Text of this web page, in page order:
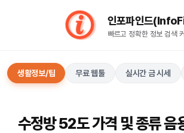
인포파인드
빠르고 정확한 정보 검색
생활정보/팁 무료 웹툴 실시간 금 시세
수정방 52도 가격 및 종류 음